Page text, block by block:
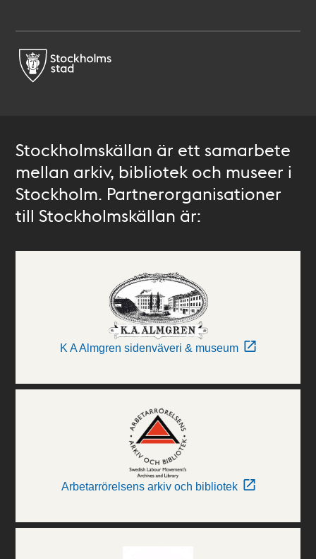
Stockholmskällan är ett samarbete
mellan arkiv, bibliotek och museer i
Stockholm. Partnerorganisationer
till Stockholmskällan är:
K A Almgren sidenväveri & museum
Arbetarrörelsens arkiv och bibliotek